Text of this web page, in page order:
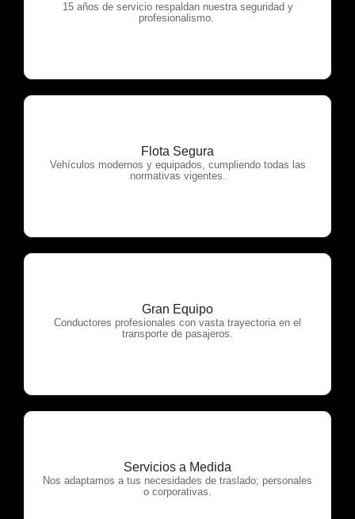
15 años de servicio respaldan nuestra seguridad y
profesionalismo.
OTP Servicios
Flota Segura
Vehículos modernos y equipados, cumpliendo todas las
normativas vigentes.
OTP Servicios
Gran Equipo
Conductores profesionales con vasta trayectoria en el
transporte de pasajeros.
OTP Servicios
Servicios a Medida
Nos adaptamos a tus necesidades de traslado; personales
o corporativas.
OTP Servicios